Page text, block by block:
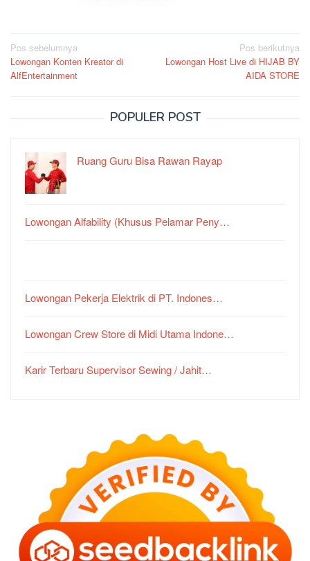
Navigasi
pos
Pos sebelumnya
Lowongan Konten Kreator di
AlfEntertainment
Pos berikutnya
Lowongan Host Live di HIJAB BY
AIDA STORE
POPULER POST
Ruang Guru Bisa Rawan Rayap
Lowongan Alfability (Khusus Pelamar Peny…
Lowongan Pekerja Elektrik di PT. Indones…
Lowongan Crew Store di Midi Utama Indone…
Karir Terbaru Supervisor Sewing / Jahit…